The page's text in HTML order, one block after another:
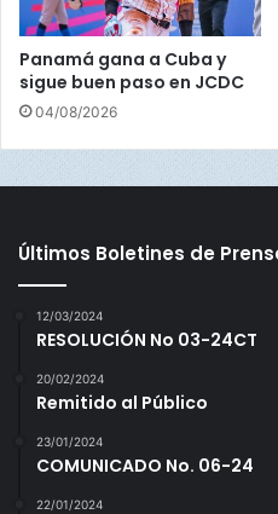
a
z
n
a
m
i
n
d
o
Panamá gana a Cuba y
sigue buen paso en JCDC
04/08/2026
Últimos Boletines de
12/03/2024
RESOLUCIÓN No 03-24CT
20/02/2024
Remitido al Público
23/01/2024
COMUNICADO No. 06-24
22/01/2024